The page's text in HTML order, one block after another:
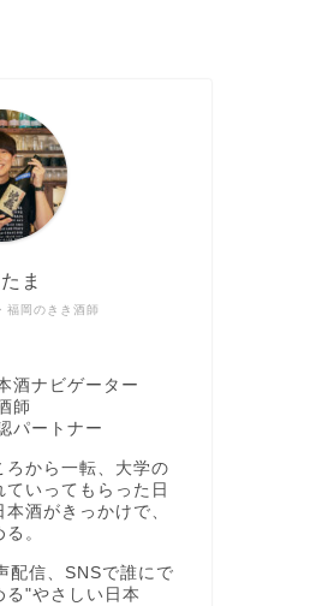
福岡のきき酒師
ま
酒ナビゲーター
師
パートナー
ろから一転、大学の
いってもらった日
酒がきっかけで、
。
配信、SNSで誰にで
る"やさしい日本